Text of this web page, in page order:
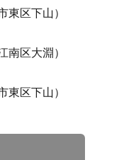
東区下山）
南区大淵）
東区下山）